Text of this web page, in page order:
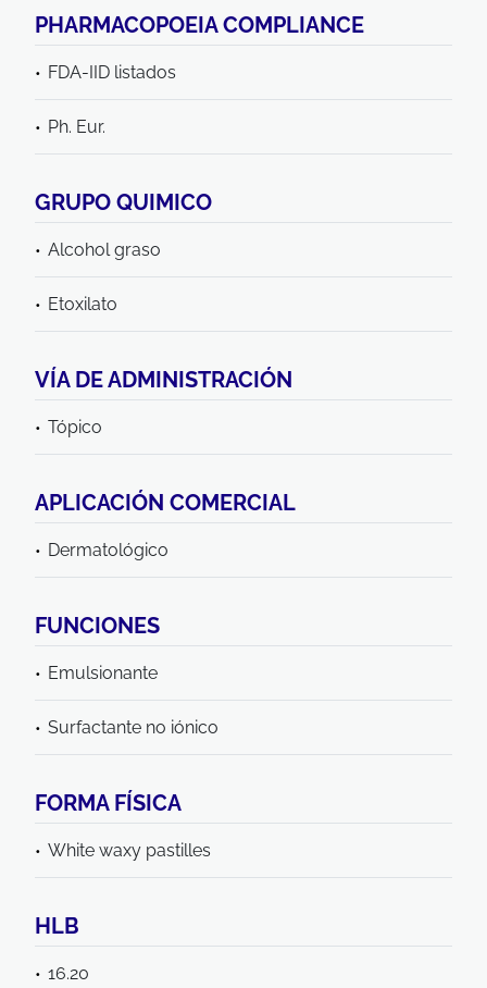
PHARMACOPOEIA COMPLIANCE
FDA-IID listados
Ph. Eur.
GRUPO QUIMICO
Alcohol graso
Etoxilato
VÍA DE ADMINISTRACIÓN
Tópico
APLICACIÓN COMERCIAL
Dermatológico
FUNCIONES
Emulsionante
Surfactante no iónico
FORMA FÍSICA
White waxy pastilles
HLB
16.20